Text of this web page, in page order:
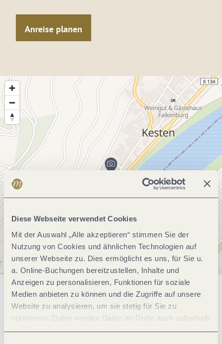
Diese Webseite verwendet Cookies
Mit der Auswahl „Alle akzeptieren“ stimmen Sie der
Nutzung von Cookies und ähnlichen Technologien auf
unserer Webseite zu. Dies ermöglicht es uns, für Sie u.
a. Online-Buchungen bereitzustellen, Inhalte und
Anzeigen zu personalisieren, Funktionen für soziale
Medien anbieten zu können und die Zugriffe auf unsere
Website zu analysieren, um sie stetig für Sie zu
optimieren. Dabei werden Daten an Dritte auch außerhalb
der Europäischen Union weitergegeben und dort
Anreise planen
Allgemeine Informationen